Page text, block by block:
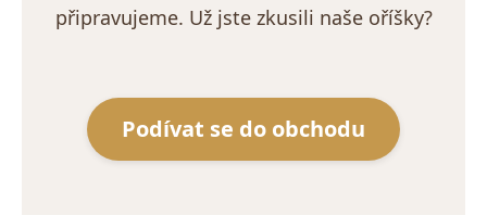
připravujeme. Už jste zkusili naše oříšky?
Podívat se do obchodu